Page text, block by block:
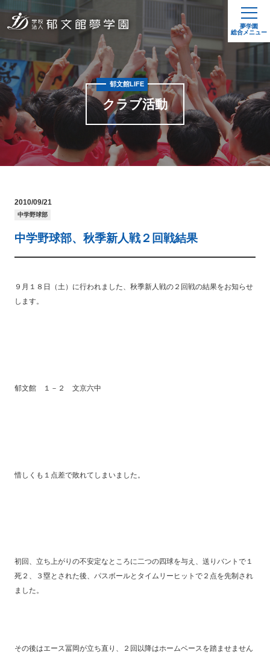
夢学園
総合メニュー
クラブ活動
郁文館LIFE
2010/09/21
中学野球部
中学野球部、秋季新人戦２回戦結果
９月１８日（土）に行われました、秋季新人戦の２回戦の結果をお知らせ
します。
郁文館 １－２ 文京六中
惜しくも１点差で敗れてしまいました。
初回、立ち上がりの不安定なところに二つの四球を与え、送りバントで１
死２、３塁とされた後、パスボールとタイムリーヒットで２点を先制され
ました。
その後はエース冨岡が立ち直り、２回以降はホームベースを踏ませません